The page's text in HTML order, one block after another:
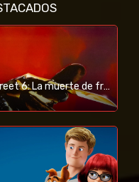
Pesadilla en Elm Street 6: La muerte de freddy (1991) [BR-RIP] [HD-1080p]